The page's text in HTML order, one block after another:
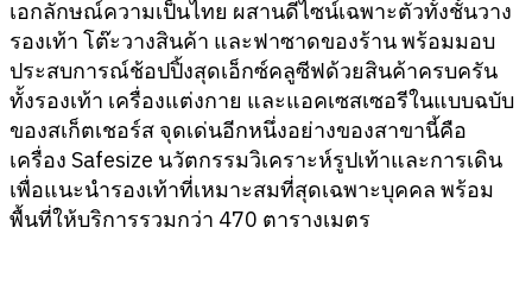
เอกลักษณ์ความเป็นไทย ผสานดีไซน์เฉพาะตัวทั้งชั้นวาง
รองเท้า โต๊ะวางสินค้า และฟาซาดของร้าน พร้อมมอบ
ประสบการณ์ช้อปปิ้งสุดเอ็กซ์คลูซีฟด้วยสินค้าครบครัน
ทั้งรองเท้า เครื่องแต่งกาย และแอคเซสเซอรีในแบบฉบับ
ของสเก็ตเชอร์ส จุดเด่นอีกหนึ่งอย่างของสาขานี้คือ
เครื่อง Safesize นวัตกรรมวิเคราะห์รูปเท้าและการเดิน
เพื่อแนะนำรองเท้าที่เหมาะสมที่สุดเฉพาะบุคคล พร้อม
พื้นที่ให้บริการรวมกว่า 470 ตารางเมตร